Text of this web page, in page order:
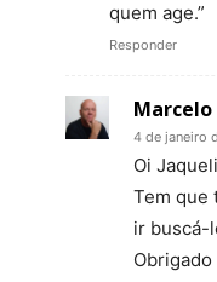
quem age.”
Responder
4 de janeiro
Oi
Tem que
ir buscá-